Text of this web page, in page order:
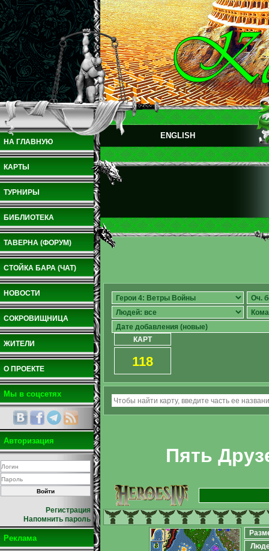
НА ГЛАВНУЮ
КАРТЫ
ТУРНИРЫ
БИБЛИОТЕКА
ТАВЕРНА (ФОРУМ)
СТОЙКА БАРА (ЧАТ)
НОВОСТИ
СОКРОВИЩНИЦА
ЖИТЕЛИ
О ПРОЕКТЕ
Мы в соцсетях
Авторизация
Регистрация
Напомнить пароль
Реклама
ENGLISH
КАРТ
118
Пять